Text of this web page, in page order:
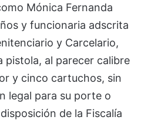
Mónica Fernanda
y funcionaria adscrita
y Carcelario,
pistola, al parecer calibre
y cinco cartuchos, sin
legal para su porte o
de la Fiscalía